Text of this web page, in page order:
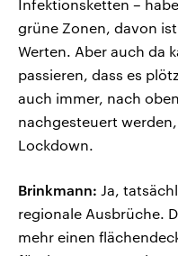
Infektionsketten –
grüne Zonen, davon
Werten. Aber auch da
passieren, dass es
auch immer, nach
nachgesteuert
Lockdown.
Brinkmann: Ja,
regionale Ausbrüche.
mehr einen